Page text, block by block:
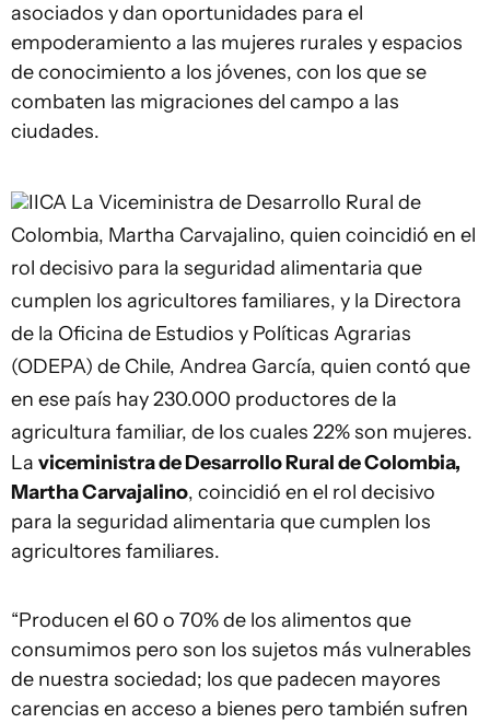
asociados y dan oportunidades para el
empoderamiento a las mujeres rurales y espacios
de conocimiento a los jóvenes, con los que se
combaten las migraciones del campo a las
ciudades.
IICA La Viceministra de Desarrollo Rural de
Colombia, Martha Carvajalino, quien coincidió en el
rol decisivo para la seguridad alimentaria que
cumplen los agricultores familiares, y la Directora
de la Oficina de Estudios y Políticas Agrarias
(ODEPA) de Chile, Andrea García, quien contó que
en ese país hay 230.000 productores de la
agricultura familiar, de los cuales 22% son mujeres.
La viceministra de Desarrollo Rural de Colombia,
Martha Carvajalino, coincidió en el rol decisivo
para la seguridad alimentaria que cumplen los
agricultores familiares.
“Producen el 60 o 70% de los alimentos que
consumimos pero son los sujetos más vulnerables
de nuestra sociedad; los que padecen mayores
carencias en acceso a bienes pero también sufren